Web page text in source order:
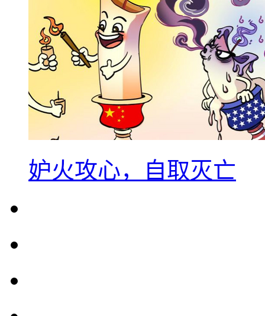
妒火攻心，自取灭亡